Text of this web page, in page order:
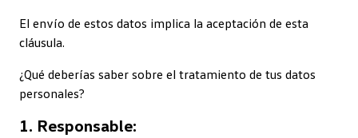
El envío de estos datos implica la aceptación de esta
cláusula.
¿Qué deberías saber sobre el tratamiento de tus datos
personales?
1. Responsable: